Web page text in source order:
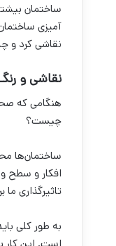
ساختمان
آمیزی
نقاشی کرد و
نقاشی و
هنگامی که
چیست؟
ساختمان‌‌ها
افکار و سطح
تاثیرگذاری ما
به طور کلی